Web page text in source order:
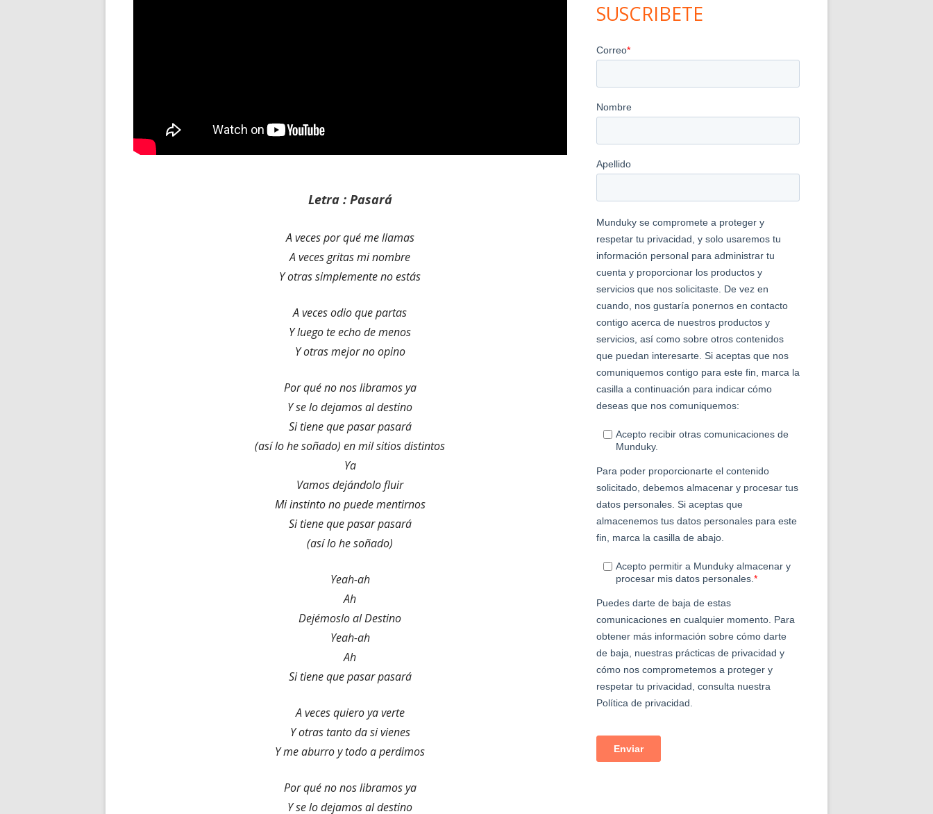
Letra : Pasará
A veces por qué me llamas
A veces gritas mi nombre
Y otras simplemente no estás
A veces odio que partas
Y luego te echo de menos
Y otras mejor no opino
Por qué no nos libramos ya
Y se lo dejamos al destino
Si tiene que pasar pasará
(así lo he soñado) en mil sitios distintos
Ya
Vamos dejándolo fluir
Mi instinto no puede mentirnos
Si tiene que pasar pasará
(así lo he soñado)
Yeah-ah
Ah
Dejémoslo al Destino
Yeah-ah
Ah
Si tiene que pasar pasará
A veces quiero ya verte
Y otras tanto da si vienes
Y me aburro y todo a perdimos
Por qué no nos libramos ya
Y se lo dejamos al destino
SUSCRIBETE